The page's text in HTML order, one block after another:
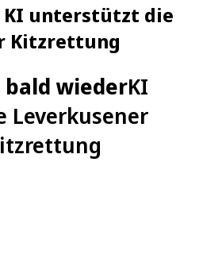
KI unterstützt die
Kitzrettung
wiederKI